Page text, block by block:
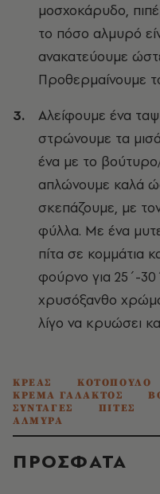
μοσχοκάρυδο,
το πόσο αλμυρό
ανακατεύουμε
Προθερμαίνουμε
Αλείφουμε ένα
στρώνουμε τα
ένα με το
απλώνουμε καλά
σκεπάζουμε, με
φύλλα. Με ένα
πίτα σε κομμάτια
φούρνο για 25΄-
χρυσόξανθο
λίγο να κρυώσει
ΚΡΕΑΣ ΚΟΤΟΠΟΥΛΟ
ΚΡΕΜΑ ΓΑΛΑΚΤΟΣ
ΣΥΝΤΑΓΕΣ
ΠΙΤΕΣ
ΑΛΜΥΡΑ
ΠΡΟΣΦΑΤΑ